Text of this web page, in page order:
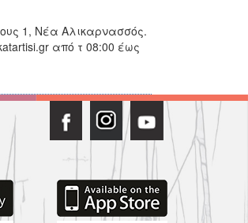
1, Νέα Αλικαρνασσός.
από τ 08:00 έως